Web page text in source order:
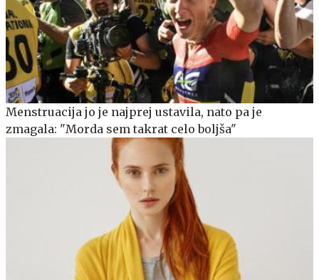
Menstruacija jo je najprej ustavila, nato pa je
zmagala: "Morda sem takrat celo boljša"